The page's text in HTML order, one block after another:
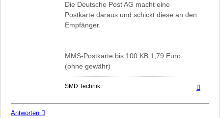
Die Deutsche Post AG macht eine
Postkarte daraus und schickt diese an den
Empfänger.
MMS-Postkarte bis 100 KB 1,79 Euro
(ohne gewähr)
SMD Technik
Antworten